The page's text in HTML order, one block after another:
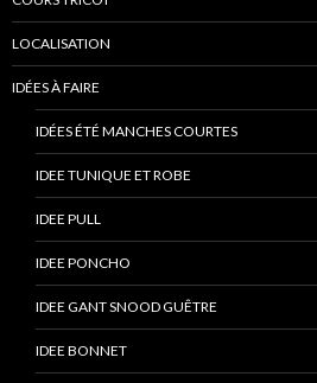
LOCALISATION
IDÉES À FAIRE
IDÉES ÉTÉ MANCHES COURTES
IDEE TUNIQUE ET ROBE
IDEE PULL
IDEE PONCHO
IDEE GANT SNOOD GUÊTRE
IDEE BONNET